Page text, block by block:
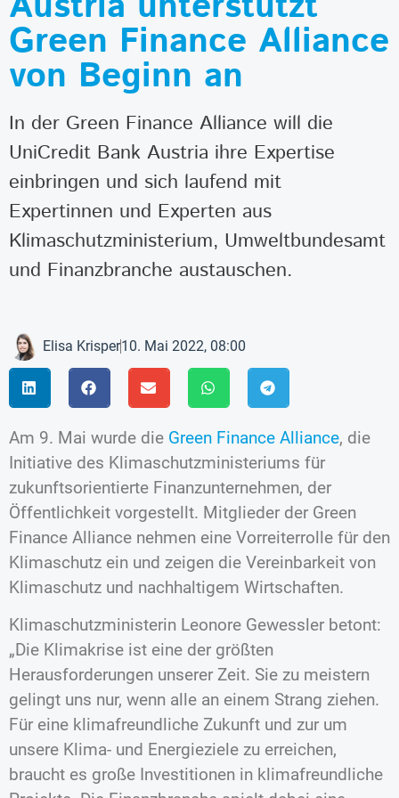
Green Finance Alliance
von Beginn an
In der Green Finance Alliance will die
UniCredit Bank Austria ihre Expertise
einbringen und sich laufend mit
Expertinnen und Experten aus
Klimaschutzministerium, Umweltbundesamt
und Finanzbranche austauschen.
Elisa Krisper10. Mai 2022, 08:00
Am 9. Mai wurde die Green Finance Alliance, die
Initiative des Klimaschutzministeriums für
zukunftsorientierte Finanzunternehmen, der
Öffentlichkeit vorgestellt. Mitglieder der Green
Finance Alliance nehmen eine Vorreiterrolle für den
Klimaschutz ein und zeigen die Vereinbarkeit von
Klimaschutz und nachhaltigem Wirtschaften.
Klimaschutzministerin Leonore Gewessler betont:
„Die Klimakrise ist eine der größten
Herausforderungen unserer Zeit. Sie zu meistern
gelingt uns nur, wenn alle an einem Strang ziehen.
Für eine klimafreundliche Zukunft und zur um
unsere Klima- und Energieziele zu erreichen,
braucht es große Investitionen in klimafreundliche